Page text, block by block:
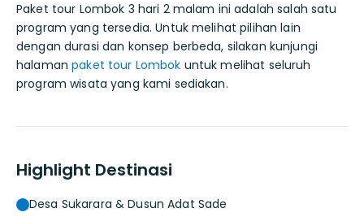
Paket tour Lombok 3 hari 2 malam ini adalah salah satu
program yang tersedia. Untuk melihat pilihan lain
dengan durasi dan konsep berbeda, silakan kunjungi
halamanpaket tour Lombok untuk melihat seluruh
program wisata yang kami sediakan.
Highlight Destinasi
Desa Sukarara & Dusun Adat Sade